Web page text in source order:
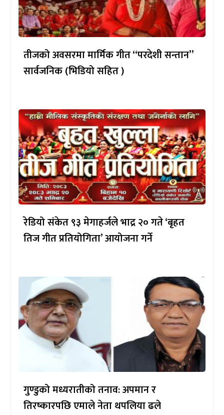
तीजको अवसरमा मार्मिक गीत “परदेशी सन्तान”
सार्वजनिक (भिडियो सहित )
रेडियो संकेत ९३ मेगाहर्जले भाद्र २० गते ‘बृहत
तिज गीत प्रतियोगिता’ आयोजना गर्ने
गुण्डुको मध्यरातीको तनाव: अपमान र
तिरष्कारपछि एमाले नेता थपलिया ढले